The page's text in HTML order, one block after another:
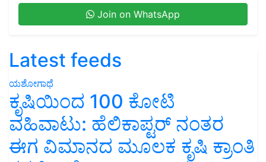
Join on WhatsApp
Latest feeds
ಯಶೋಗಾಥೆ
ಕೃಷಿಯಿಂದ 100 ಕೋಟಿ
ವಹಿವಾಟು: ಹೆಲಿಕಾಪ್ಟರ್ ನಂತರ
ಈಗ ವಿಮಾನದ ಮೂಲಕ ಕೃಷಿ ಕ್ರಾಂತಿ